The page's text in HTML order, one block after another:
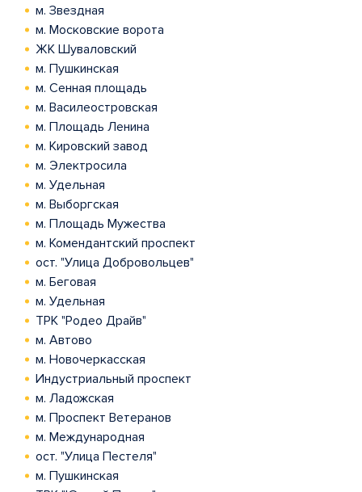
м. Звездная
м. Московские ворота
ЖК Шуваловский
м. Пушкинская
м. Сенная площадь
м. Василеостровская
м. Площадь Ленина
м. Кировский завод
м. Электросила
м. Удельная
м. Выборгская
м. Площадь Мужества
м. Комендантский проспект
ост. "Улица Добровольцев"
м. Беговая
м. Удельная
ТРК "Родео Драйв"
м. Автово
м. Новочеркасская
Индустриальный проспект
м. Ладожская
м. Проспект Ветеранов
м. Международная
ост. "Улица Пестеля"
м. Пушкинская